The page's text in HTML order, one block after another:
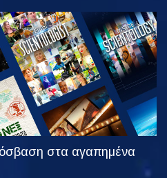
ΕΞΕΡΕΥΝΗΣΤΕ
ΤΗ ΣΕΙΡΑ
στα αγαπημένα